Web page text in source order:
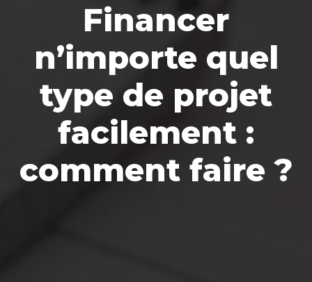
Financer
n’importe quel
type de projet
facilement :
comment faire ?